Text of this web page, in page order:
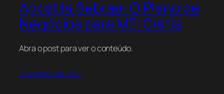
Apostila Sebrae: O Plano de
Negócios para MEI Grátis
Abra o post para ver o conteúdo.
4 de março de 2026